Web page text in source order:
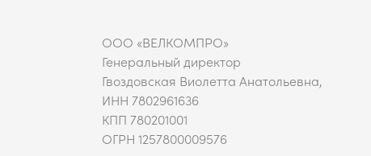
ООО «ВЕЛКОМПРО»
Генеральный директор
Гвоздовская Виолетта Анатольевна,
ИНН 7802961636
КПП 780201001
ОГРН 1257800009576